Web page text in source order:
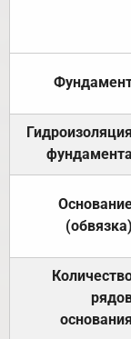
Гидроизоляция
фундамента
(обвязка)
основания